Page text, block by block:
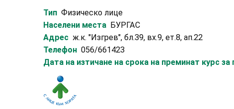
Тип Физическо лице
Населени места БУРГАС
Адрес ж.к. "Изгрев", бл.39, вх.9, ет.8, ап.22
Телефон 056/661423
Дата на изтичане на срока на преминат курс